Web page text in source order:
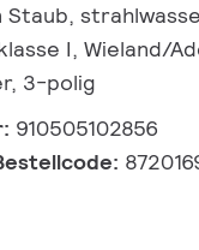
Staub,
I, Wieland/
3-polig
910505102856